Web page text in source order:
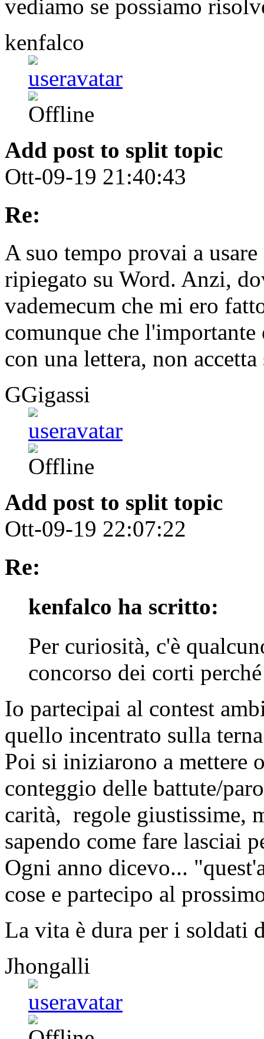
vediamo se possiamo
kenfalco
Add post to split topic
Ott-09-19 21:40:43
Re:
A suo tempo provai a
ripiegato su Word. Anzi,
vademecum che mi ero
comunque che
con una lettera, non
GGigassi
Add post to split topic
Ott-09-19 22:07:22
Re:
kenfalco ha scritto:
Per curiosità, c'è
concorso dei corti
Io partecipai al contest
quello incentrato sulla
Poi si iniziarono a
conteggio delle battute/
carità, regole giustissime,
sapendo come fare lasciai
Ogni anno dicevo...
cose e partecipo al
La vita è dura per i soldati
Jhongalli